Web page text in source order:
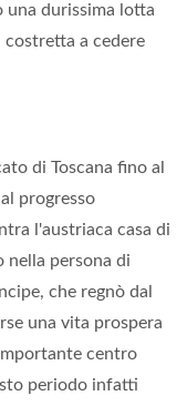
una durissima lotta
costretta a cedere
di Toscana fino al
progresso
l'austriaca casa di
nella persona di
che regnò dal
una vita prospera
centro
periodo infatti